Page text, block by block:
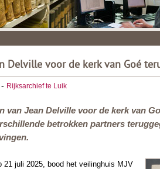
Delville voor de kerk van Goé
- Rijksarchief te Luik
van Jean Delville voor de kerk van
betrokken partners
21 juli 2025, bood het veilinghuis MJV